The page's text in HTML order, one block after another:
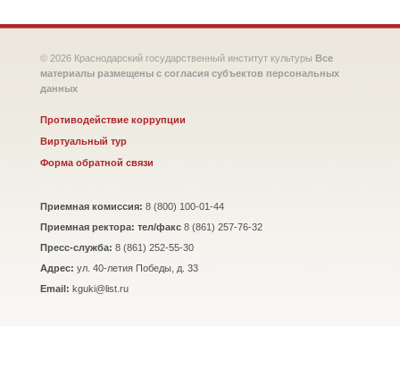
© 2026 Краснодарский государственный институт культуры Все
материалы размещены с согласия субъектов персональных
данных
Противодействие коррупции
Виртуальный тур
Форма обратной связи
Приемная комиссия: 8 (800) 100-01-44
Приемная ректора: тел/факс 8 (861) 257-76-32
Пресс-служба: 8 (861) 252-55-30
Адрес: ул. 40-летия Победы, д. 33
Email: kguki@list.ru